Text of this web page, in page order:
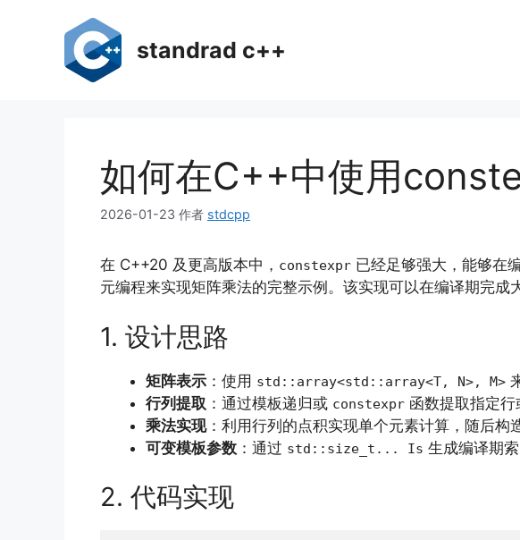
standrad c++
如何在C++中使用
2026-01-23 作者 stdcpp
在 C++20 及更高版本中， constexpr 已经足够强大，能够在
元编程来实现矩阵乘法的完整示例。该实现可以在编译期完成
1. 设计思路
矩阵表示 ：使用 std::array<std::array<T, N>, M>
行列提取 ：通过模板递归或 constexpr 函数提取指定行
乘法实现：利用行列的点积实现单个元素计算，随后构
可变模板参数 ：通过 std::size_t... Is 生成编译期
2. 代码实现